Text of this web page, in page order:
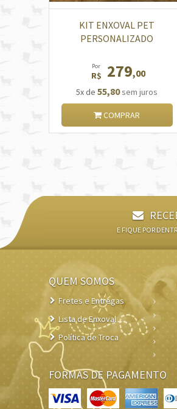
KIT ENXOVAL PET
PERSONALIZADO
Por
R$ 279,00
5x de 55,80sem juros
COMPRAR
E FIQUE POR
QUEM SOMOS
Fretes e Entregas
Lista de Enxoval
Política de Troca
FORMAS DE PAGAMENTO